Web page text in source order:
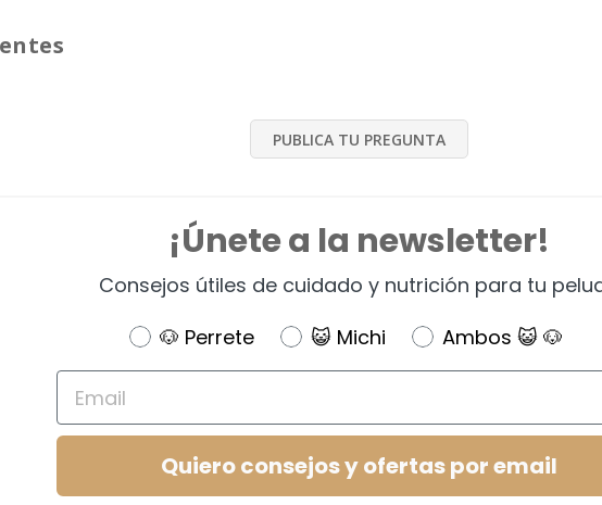
PUBLICA TU PREGUNTA
¡Únete a la newsletter!
Consejos útiles de cuidado y nutrición para tu
Newsletter
🐶 Perrete 😺 Michi
Ambos 😺 🐶
Email
Quiero consejos y ofertas por email